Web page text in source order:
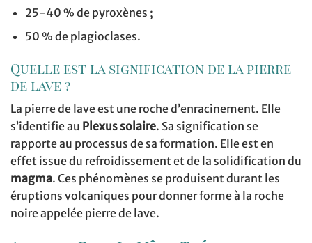
25-40 % de pyroxènes ;
50 % de plagioclases.
Quelle est la signification de la pierre
de lave ?
La pierre de lave est une roche d’enracinement. Elle
s’identifie au Plexus solaire. Sa signification se
rapporte au processus de sa formation. Elle est en
effet issue du refroidissement et de la solidification du
magma. Ces phénomènes se produisent durant les
éruptions volcaniques pour donner forme à la roche
noire appelée pierre de lave.